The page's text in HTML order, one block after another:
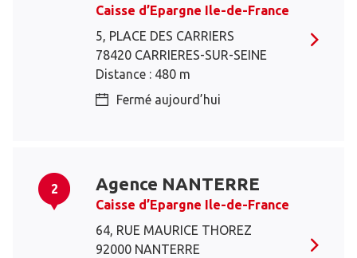
Caisse d’Epargne Ile-de-France
5, PLACE DES CARRIERS
78420 CARRIERES-SUR-SEINE
Distance : 480 m
Fermé aujourd’hui
2 Agence NANTERRE
Caisse d’Epargne Ile-de-France
64, RUE MAURICE THOREZ
92000 NANTERRE